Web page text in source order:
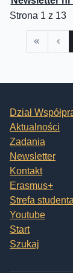
Strona 1 z 13
Dział
Aktualności
Zadania
Newsletter
Kontakt
Erasmus+
Strefa studenta
Youtube
Start
Szukaj